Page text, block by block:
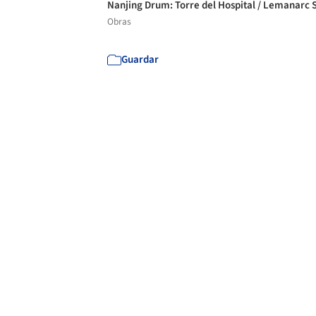
Nanjing Drum: Torre del Hospital / Lemanarc
Obras
Guardar